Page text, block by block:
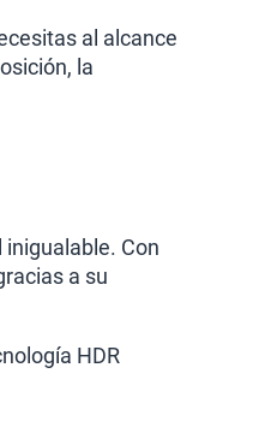
al alcance
la
Con
a su
HDR